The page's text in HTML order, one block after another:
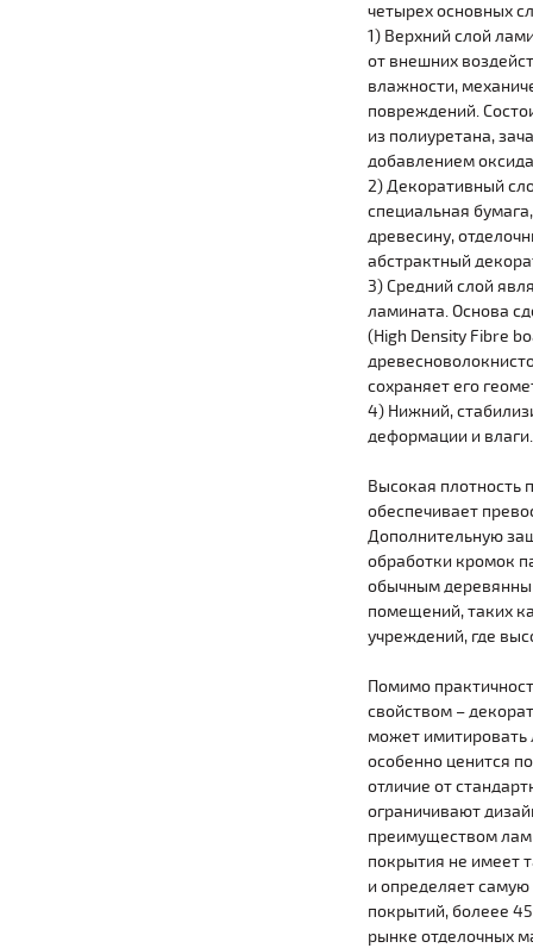
четырех основных
1) Верхний слой
от внешних
влажности,
повреждений.
из полиуретана,
добавлением
2) Декоративный
специальная
древесину,
абстрактный
3) Средний слой
ламината. Основа
(High Density Fibre
сохраняет его
4) Нижний,
деформации и влаги.
Высокая плотность
обеспечивает
Дополнительную
обработки кромок
обычным
помещений, таких
учреждений, где
Помимо
свойством –
может имитировать
особенно ценится
отличие от
ограничивают
преимуществом
покрытия не имеет
и определяет
покрытий, болеее
рынке отделочных